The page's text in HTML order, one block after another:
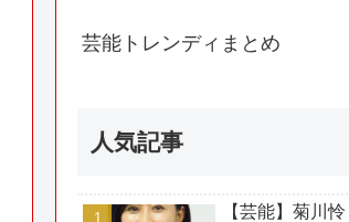
芸能トレンディまとめ
人気記事
【芸能】菊川